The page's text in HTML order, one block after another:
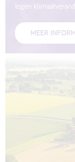
tegen
MEER